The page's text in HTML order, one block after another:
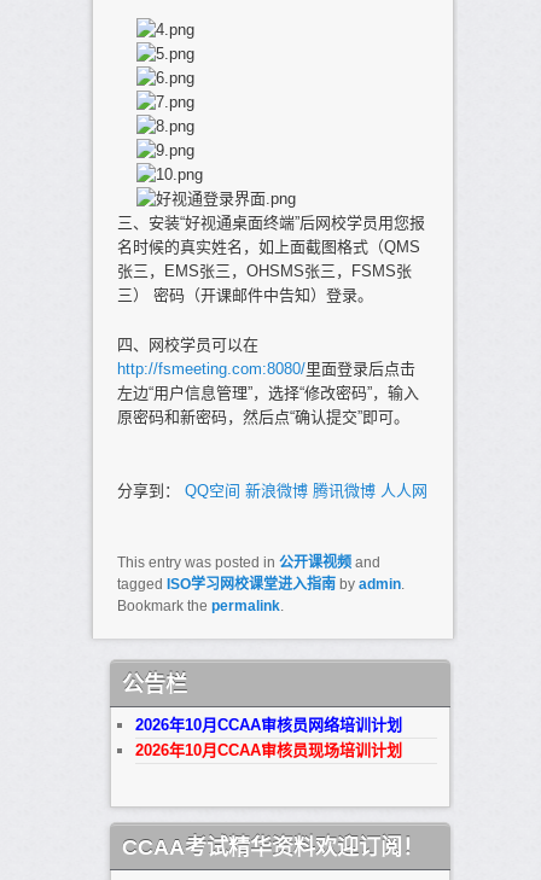
三、安装“好视通桌面终端”后网校学员用您报
名时候的真实姓名，如上面截图格式（QMS
张三，EMS张三，OHSMS张三，FSMS张
三） 密码（开课邮件中告知）登录。
四、网校学员可以在
http://fsmeeting.com:8080/里面登录后点击
左边“用户信息管理”，选择“修改密码”，输入
原密码和新密码，然后点“确认提交”即可。
分享到： QQ空间 新浪微博 腾讯微博 人人网
This entry was posted in 公开课视频and
tagged ISO学习网校课堂进入指南by admin.
Bookmark the permalink.
公告栏
2026年10月CCAA审核员网络培训计划
2026年10月CCAA审核员现场培训计划
CCAA考试精华资料欢迎订阅！